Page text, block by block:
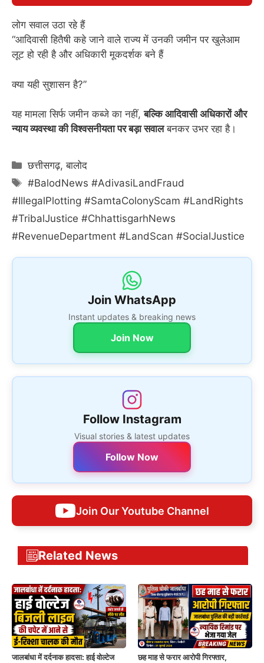
लोग सवाल उठा रहे हैं
“आदिवासी हितैषी कहे जाने वाले राज्य में उनकी जमीन पर खुलेआम
लूट हो रही है और अधिकारी मूकदर्शक बने हैं
क्या यही सुशासन है?”
यह मामला सिर्फ जमीन कब्जे का नहीं,बल्कि आदिवासी अधिकारों और
न्याय व्यवस्था की विश्वसनीयता पर बड़ा सवालबनकर उभर रहा है।
Categories
छत्तीसगढ़,बालोद
Tags
#BalodNews #AdivasiLandFraud
#IllegalPlotting #SamtaColonyScam #LandRights
#TribalJustice #ChhattisgarhNews
#RevenueDepartment #LandScan #SocialJustice
Join WhatsApp
Instant updates & breaking news
Join Now
Follow Instagram
Visual stories & latest updates
Follow Now
Join Our Youtube Channel
Related News
जालबांधा में दर्दनाक हादसा: हाई वोल्टेज
छह माह से फरार आरोपी गिरफ्तार,